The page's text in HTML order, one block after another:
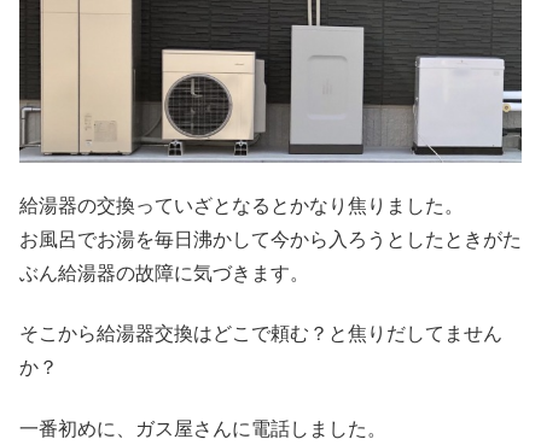
給湯器の交換っていざとなるとかなり焦りました。
お風呂でお湯を毎日沸かして今から入ろうとしたときがた
ぶん給湯器の故障に気づきます。
そこから給湯器交換はどこで頼む？と焦りだしてません
か？
一番初めに、ガス屋さんに電話しました。